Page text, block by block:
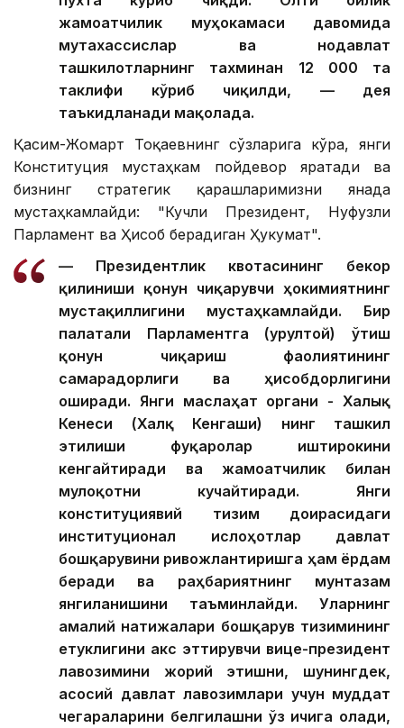
жамоатчилик муҳокамаси давомида
мутахассислар ва нодавлат
ташкилотларнинг тахминан 12 000 та
таклифи кўриб чиқилди, — дея
таъкидланади мақолада.
Қасим-Жомарт Тоқаевнинг сўзларига кўра, янги
Конституция мустаҳкам пойдевор яратади ва
бизнинг стратегик қарашларимизни янада
мустаҳкамлайди: "Кучли Президент, Нуфузли
Парламент ва Ҳисоб берадиган Ҳукумат".
— Президентлик квотасининг бекор
қилиниши қонун чиқарувчи ҳокимиятнинг
мустақиллигини мустаҳкамлайди. Бир
палатали Парламентга (Қурултой) ўтиш
қонун чиқариш фаолиятининг
самарадорлиги ва ҳисобдорлигини
оширади. Янги маслаҳат органи - Халық
Кенеси (Халқ Кенгаши) нинг ташкил
этилиши фуқаролар иштирокини
кенгайтиради ва жамоатчилик билан
мулоқотни кучайтиради. Янги
конституциявий тизим доирасидаги
институционал ислоҳотлар давлат
бошқарувини ривожлантиришга ҳам ёрдам
беради ва раҳбариятнинг мунтазам
янгиланишини таъминлайди. Уларнинг
амалий натижалари бошқарув тизимининг
етуклигини акс эттирувчи вице-президент
лавозимини жорий этишни, шунингдек,
асосий давлат лавозимлари учун муддат
чегараларини белгилашни ўз ичига олади,